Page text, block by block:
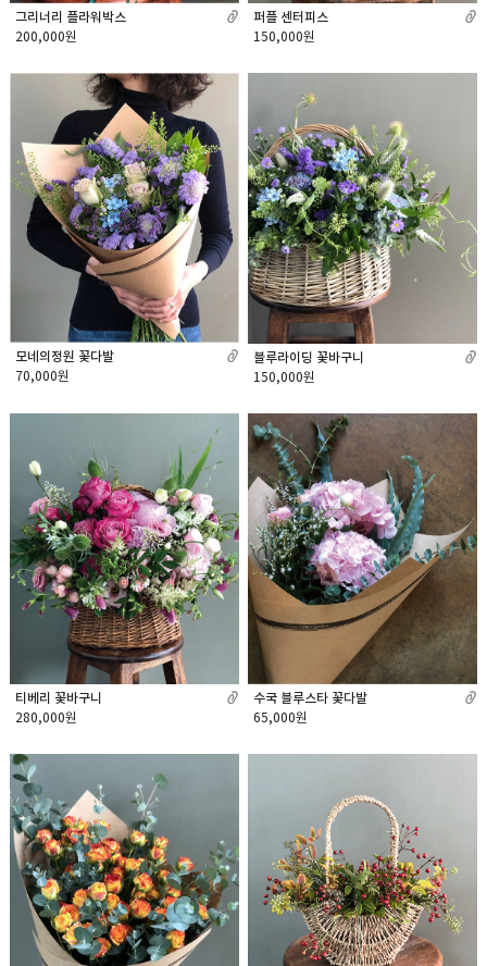
그리너리 플라워박스
200,000원
퍼플 센터피스
150,000원
모네의정원 꽃다발
70,000원
블루라이딩 꽃바구니
150,000원
티베리 꽃바구니
280,000원
수국 블루스타 꽃다발
65,000원